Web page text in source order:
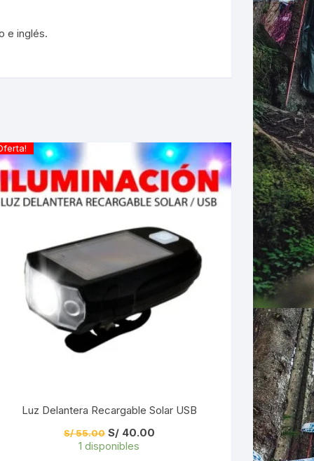
e inglés.
Luz Delantera Recargable Solar USB
S/55.00 El
precio
original
S/40.00El
1 disponibles